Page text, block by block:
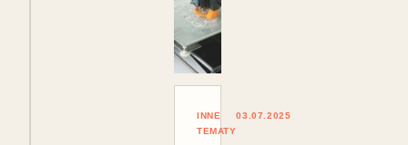
INNE
TEMATY
03.07.2025